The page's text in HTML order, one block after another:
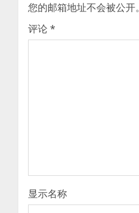
您的邮箱地址不会被公开。
评论*
显示名称